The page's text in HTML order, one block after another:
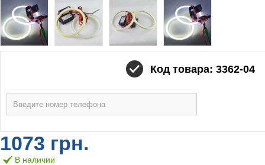
Код товара: 3362-04
1073 грн.
В наличии